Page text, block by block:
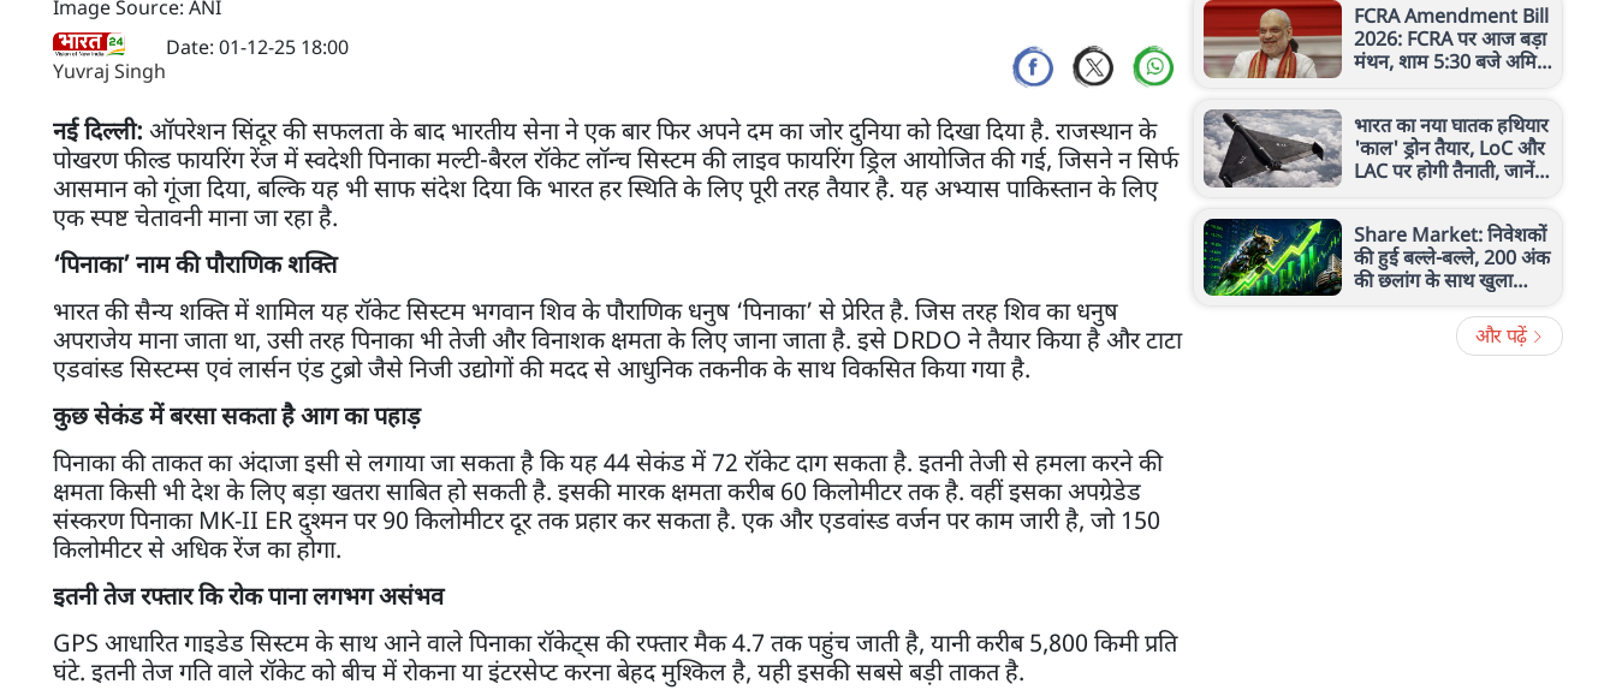
Image Source: ANI
Yuvraj Singh
Date: 01-12-25 18:00
नई दिल्ली: ऑपरेशन सिंदूर की सफलता के बाद भारतीय सेना ने एक बार फिर अपने दम का जोर दुनिया को दिखा दिया है. राजस्थान के
पोखरण फील्ड फायरिंग रेंज में स्वदेशी पिनाका मल्टी-बैरल रॉकेट लॉन्च सिस्टम की लाइव फायरिंग ड्रिल आयोजित की गई, जिसने न सिर्फ
आसमान को गूंजा दिया, बल्कि यह भी साफ संदेश दिया कि भारत हर स्थिति के लिए पूरी तरह तैयार है. यह अभ्यास पाकिस्तान के लिए
एक स्पष्ट चेतावनी माना जा रहा है.
‘पिनाका’ नाम की पौराणिक शक्ति
भारत की सैन्य शक्ति में शामिल यह रॉकेट सिस्टम भगवान शिव के पौराणिक धनुष ‘पिनाका’ से प्रेरित है. जिस तरह शिव का धनुष
अपराजेय माना जाता था, उसी तरह पिनाका भी तेजी और विनाशक क्षमता के लिए जाना जाता है. इसे DRDO ने तैयार किया है और टाटा
एडवांस्ड सिस्टम्स एवं लार्सन एंड टुब्रो जैसे निजी उद्योगों की मदद से आधुनिक तकनीक के साथ विकसित किया गया है.
कुछ सेकंड में बरसा सकता है आग का पहाड़
पिनाका की ताकत का अंदाजा इसी से लगाया जा सकता है कि यह 44 सेकंड में 72 रॉकेट दाग सकता है. इतनी तेजी से हमला करने की
क्षमता किसी भी देश के लिए बड़ा खतरा साबित हो सकती है. इसकी मारक क्षमता करीब 60 किलोमीटर तक है. वहीं इसका अपग्रेडेड
संस्करण पिनाका MK-II ER दुश्मन पर 90 किलोमीटर दूर तक प्रहार कर सकता है. एक और एडवांस्ड वर्जन पर काम जारी है, जो 150
किलोमीटर से अधिक रेंज का होगा.
इतनी तेज रफ्तार कि रोक पाना लगभग असंभव
GPS आधारित गाइडेड सिस्टम के साथ आने वाले पिनाका रॉकेट्स की रफ्तार मैक 4.7 तक पहुंच जाती है, यानी करीब 5,800 किमी प्रति
घंटे. इतनी तेज गति वाले रॉकेट को बीच में रोकना या इंटरसेप्ट करना बेहद मुश्किल है, यही इसकी सबसे बड़ी ताकत है.
FCRA Amendment Bill
2026: FCRA पर आज बड़ा
मंथन, शाम 5:30 बजे अमित
भारत का नया घातक हथियार
'काल' ड्रोन तैयार, LoC और
LAC पर होगी तैनाती, जानें
Share Market: निवेशकों
की हुई बल्ले-बल्ले, 200 अंक
की छलांग के साथ खुला
और पढ़ें